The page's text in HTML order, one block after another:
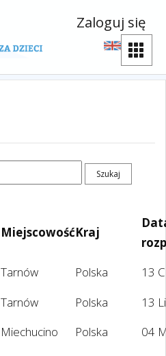
Zaloguj się
MiejscowośćKraj
Tarnów Polska
13
Tarnów Polska
13
Miechucino Polska 04